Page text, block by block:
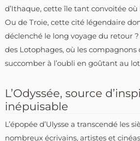
d’Ithaque, cette île tant convoitée où
Ou de Troie, cette cité légendaire
déclenché le long voyage du retour
des Lotophages, où les compagnons
succomber à l’oubli en goûtant au
L’Odyssée, source
inépuisable
L’épopée d’Ulysse a transcendé les
nombreux écrivains, artistes et